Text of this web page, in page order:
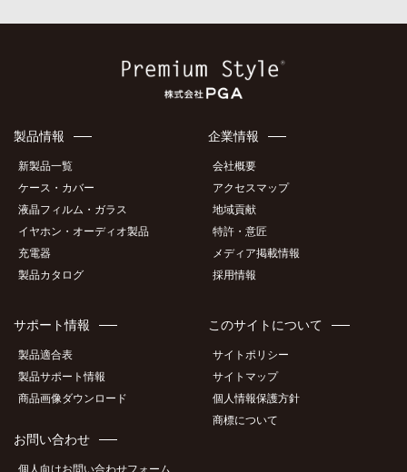
製品情報
新製品一覧
ケース・カバー
液晶フィルム・ガラス
イヤホン・オーディオ製品
充電器
製品カタログ
企業情報
会社概要
アクセスマップ
地域貢献
特許・意匠
メディア掲載情報
採用情報
サポート情報
製品適合表
製品サポート情報
商品画像ダウンロード
お問い合わせ
個人向けお問い合わせフォーム
このサイトについて
サイトポリシー
サイトマップ
個人情報保護方針
商標について